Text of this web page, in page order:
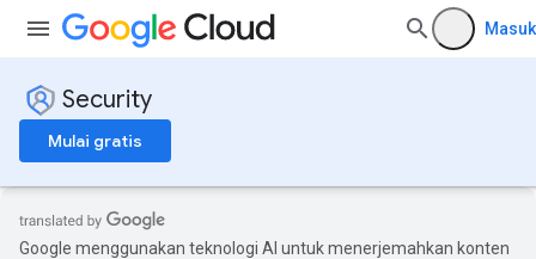
Masuk
Security
Mulai gratis
Google menggunakan teknologi AI untuk menerjemahkan konten